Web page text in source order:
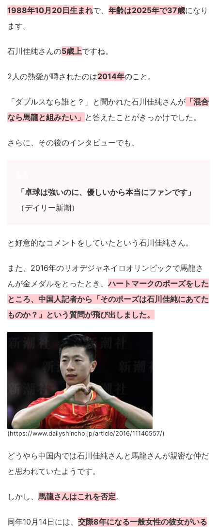
1988年10月20日生まれで、 年齢は2025年で37歳になり
ます。
石川佳純さんの5歳上ですね。
2人の熱愛が噂されたのは2014年のこと。
「ダブルスなら誰と？」と聞かれた石川佳純さんが 「混合
なら馬龍と組みたい」 と答えたことがきっかけでした。
さらに、その後のインタビューでも、
「卓球は強いのに、優しいから本当にファンです」
（デイリー新潮）
と好意的なコメントをしていたという石川佳純さん。
また、2016年のリオデジャネイロオリンピックで馬龍さ
んが金メダルをとったとき、ハートマークのポーズをした
ところ、中国人記者から「そのポーズは石川佳純にあてた
ものか？」という質問が飛び出しました。
(https://www.dailyshincho.jp/article/2016/11140557/)
どうやら中国内では石川佳純さんと馬龍さんが親密な仲だ
と思われていたようです。
しかし、 馬龍さんはこれを否定。
同年10月14日には、 交際8年になる一般女性の彼女がいる